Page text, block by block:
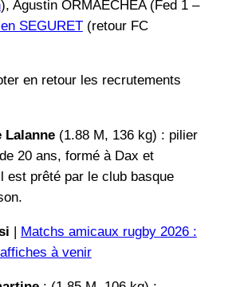
), Agustin ORMAECHEA (Fed 1 –
SEGURET(retour FC
en retour les recrutements
Lalanne(1.88 M, 136 kg) : pilier
20 ans, formé à Dax et
est prêté par le club basque
| Matchs amicaux rugby 2026 :
à venir